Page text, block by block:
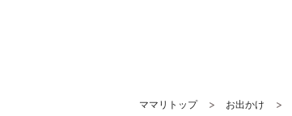
ママリトップ お出かけ